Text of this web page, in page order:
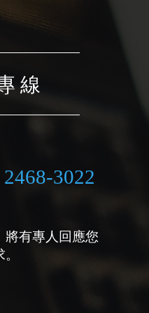
線
3022
將有專人回應您